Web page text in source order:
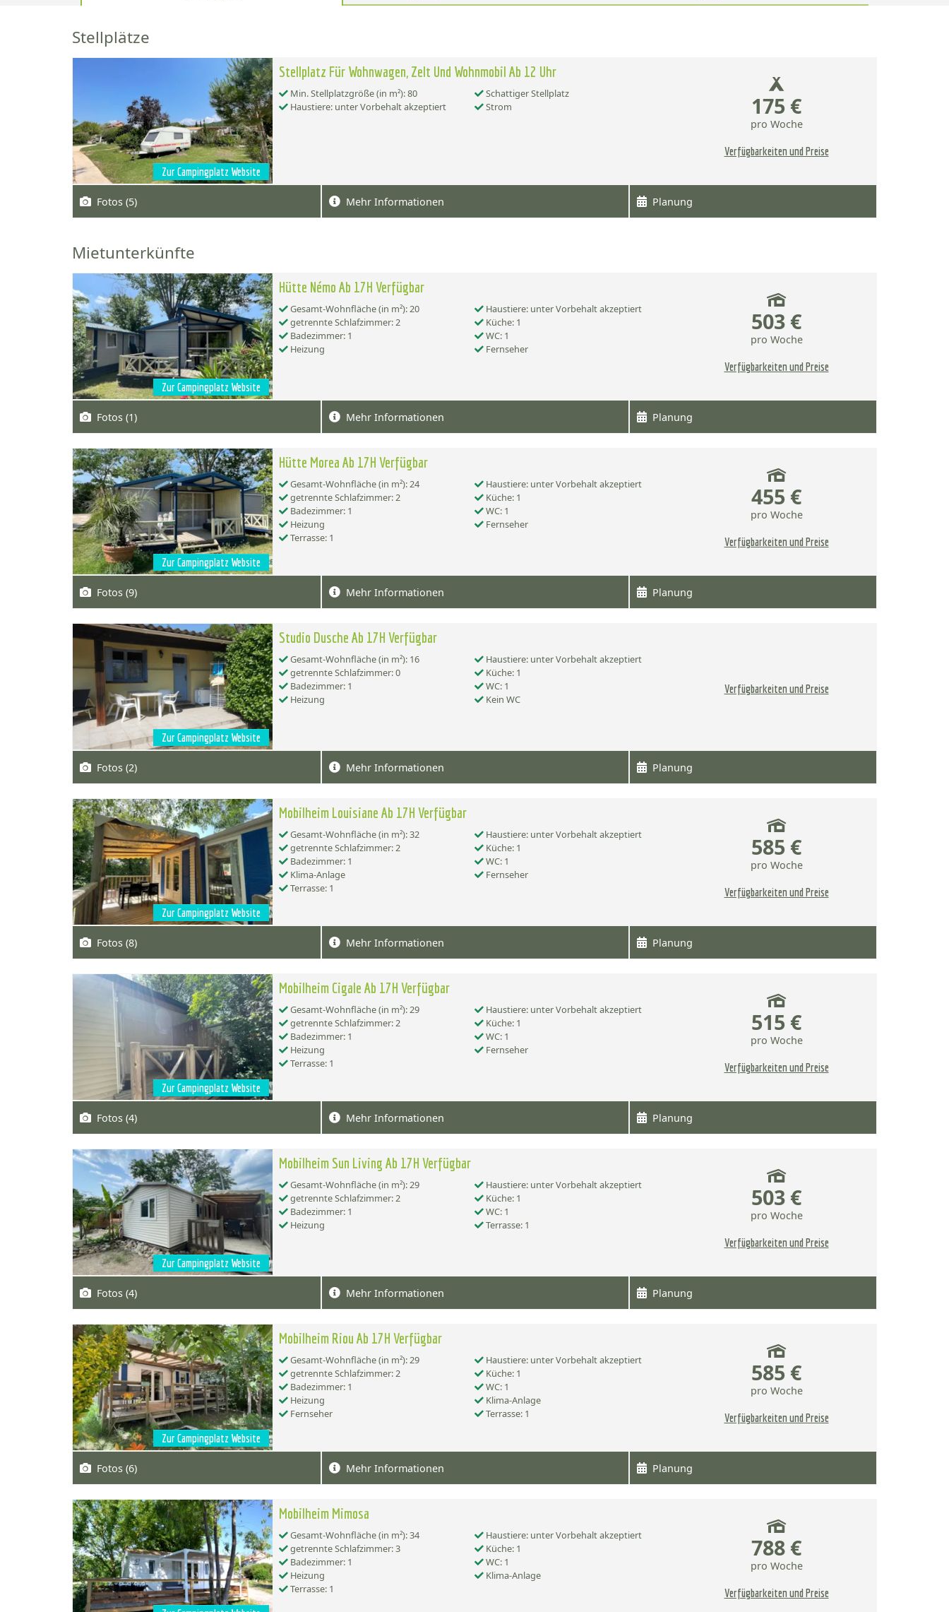
Stellplätze
Zur Campingplatz Website
Stellplatz Für Wohnwagen, Zelt Und Wohnmobil Ab 12 Uhr
Min. Stellplatzgröße (in m²): 80
Schattiger Stellplatz
Haustiere: unter Vorbehalt akzeptiert
Strom 175 €
pro Woche
Verfügbarkeiten und Preise
Fotos (5) Mehr Informationen Planung
Mietunterkünfte
Zur Campingplatz Website
Hütte Némo Ab 17H Verfügbar
Gesamt-Wohnfläche (in m²): 20
Haustiere: unter Vorbehalt akzeptiert
getrennte Schlafzimmer: 2
Küche: 1
Badezimmer: 1
WC: 1
Heizung
Fernseher
503 €
pro Woche
Verfügbarkeiten und Preise
Fotos (1) Mehr Informationen Planung
Zur Campingplatz Website
Hütte Morea Ab 17H Verfügbar
Gesamt-Wohnfläche (in m²): 24
Haustiere: unter Vorbehalt akzeptiert
getrennte Schlafzimmer: 2
Küche: 1
Badezimmer: 1
WC: 1
Heizung
Fernseher
Terrasse: 1
455 €
pro Woche
Verfügbarkeiten und Preise
Fotos (9) Mehr Informationen Planung
Zur Campingplatz Website
Studio Dusche Ab 17H Verfügbar
Gesamt-Wohnfläche (in m²): 16
Haustiere: unter Vorbehalt akzeptiert
getrennte Schlafzimmer: 0
Küche: 1
Badezimmer: 1
WC: 1
Heizung
Kein WC
Verfügbarkeiten und Preise
Fotos (2) Mehr Informationen Planung
Zur Campingplatz Website
Mobilheim Louisiane Ab 17H Verfügbar
Gesamt-Wohnfläche (in m²): 32
Haustiere: unter Vorbehalt akzeptiert
getrennte Schlafzimmer: 2
Küche: 1
Badezimmer: 1
WC: 1
Klima-Anlage
Fernseher
Terrasse: 1
585 €
pro Woche
Verfügbarkeiten und Preise
Fotos (8) Mehr Informationen Planung
Zur Campingplatz Website
Mobilheim Cigale Ab 17H Verfügbar
Gesamt-Wohnfläche (in m²): 29
Haustiere: unter Vorbehalt akzeptiert
getrennte Schlafzimmer: 2
Küche: 1
Badezimmer: 1
WC: 1
Heizung
Fernseher
Terrasse: 1
515 €
pro Woche
Verfügbarkeiten und Preise
Fotos (4) Mehr Informationen Planung
Zur Campingplatz Website
Mobilheim Sun Living Ab 17H Verfügbar
Gesamt-Wohnfläche (in m²): 29
Haustiere: unter Vorbehalt akzeptiert
getrennte Schlafzimmer: 2
Küche: 1
Badezimmer: 1
WC: 1
Heizung
Terrasse: 1
503 €
pro Woche
Verfügbarkeiten und Preise
Fotos (4) Mehr Informationen Planung
Zur Campingplatz Website
Mobilheim Riou Ab 17H Verfügbar
Gesamt-Wohnfläche (in m²): 29
Haustiere: unter Vorbehalt akzeptiert
getrennte Schlafzimmer: 2
Küche: 1
Badezimmer: 1
WC: 1
Heizung
Klima-Anlage
Fernseher
Terrasse: 1
585 €
pro Woche
Verfügbarkeiten und Preise
Fotos (6) Mehr Informationen Planung
Mobilheim Mimosa
Gesamt-Wohnfläche (in m²): 34
Haustiere: unter Vorbehalt akzeptiert
getrennte Schlafzimmer: 3
Küche: 1
Badezimmer: 1
WC: 1
Heizung
Klima-Anlage
Terrasse: 1
788 €
pro Woche
Verfügbarkeiten und Preise